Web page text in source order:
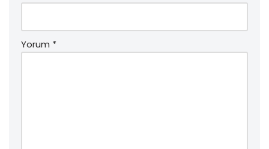
Yorum *